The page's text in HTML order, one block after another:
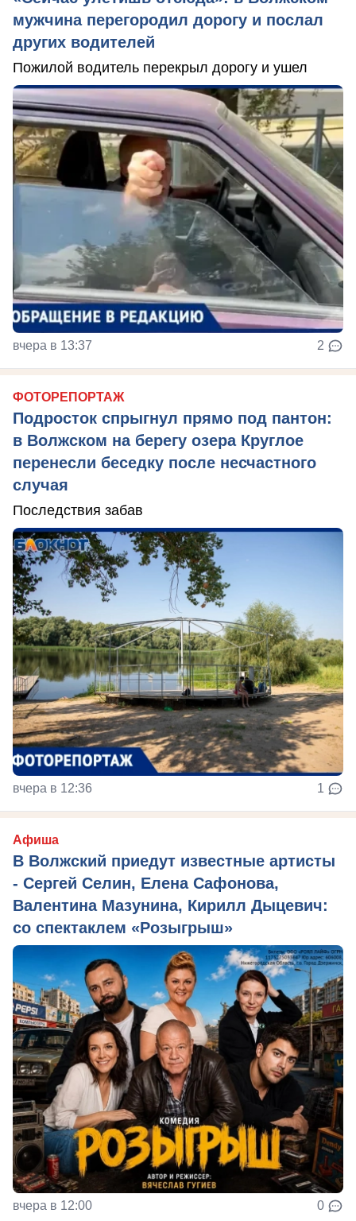
мужчина перегородил дорогу и послал
других водителей
Пожилой водитель перекрыл дорогу и ушел
вчера в 13:37 2
ФОТОРЕПОРТАЖ
Подросток спрыгнул прямо под пантон:
в Волжском на берегу озера Круглое
перенесли беседку после несчастного
случая
Последствия забав
вчера в 12:36 1
Афиша
В Волжский приедут известные артисты
- Сергей Селин, Елена Сафонова,
Валентина Мазунина, Кирилл Дыцевич:
со спектаклем «Розыгрыш»
вчера в 12:00 0